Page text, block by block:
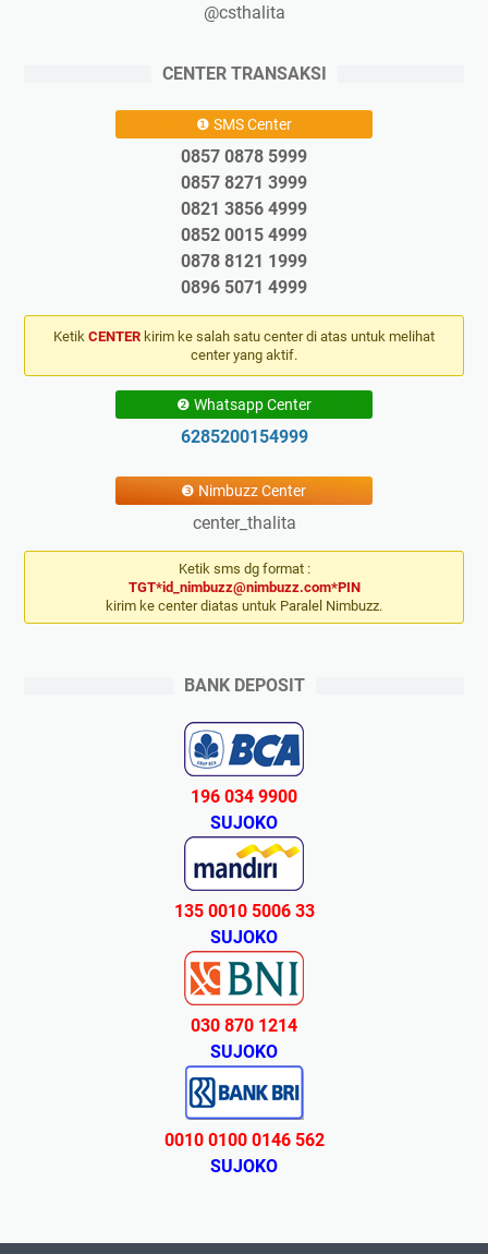
@csthalita
CENTER TRANSAKSI
❶ SMS Center
0857 0878 5999
0857 8271 3999
0821 3856 4999
0852 0015 4999
0878 8121 1999
0896 5071 4999
Ketik CENTER kirim ke salah satu center di atas untuk melihat
center yang aktif.
❷ Whatsapp Center
6285200154999
❸ Nimbuzz Center
center_thalita
Ketik sms dg format :
TGT*id_nimbuzz@nimbuzz.com*PIN
kirim ke center diatas untuk Paralel Nimbuzz.
BANK DEPOSIT
196 034 9900
SUJOKO
135 0010 5006 33
SUJOKO
030 870 1214
SUJOKO
0010 0100 0146 562
SUJOKO